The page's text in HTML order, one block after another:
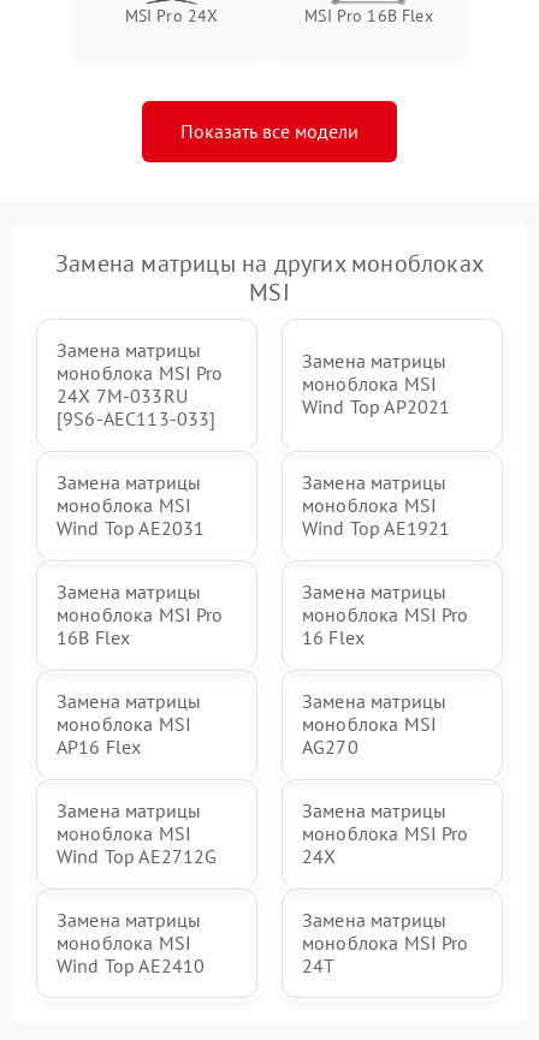
MSI Pro 24X MSI Pro 16B Flex
Показать все модели
Замена матрицы на других моноблоках
MSI
Замена матрицы
моноблока MSI Pro
24X 7M-033RU
[9S6-AEC113-033]
Замена матрицы
моноблока MSI
Wind Top AP2021
Замена матрицы
моноблока MSI
Wind Top AE2031
Замена матрицы
моноблока MSI
Wind Top AE1921
Замена матрицы
моноблока MSI Pro
16B Flex
Замена матрицы
моноблока MSI Pro
16 Flex
Замена матрицы
моноблока MSI
AP16 Flex
Замена матрицы
моноблока MSI
AG270
Замена матрицы
моноблока MSI
Wind Top AE2712G
Замена матрицы
моноблока MSI Pro
24X
Замена матрицы
моноблока MSI
Wind Top AE2410
Замена матрицы
моноблока MSI Pro
24T